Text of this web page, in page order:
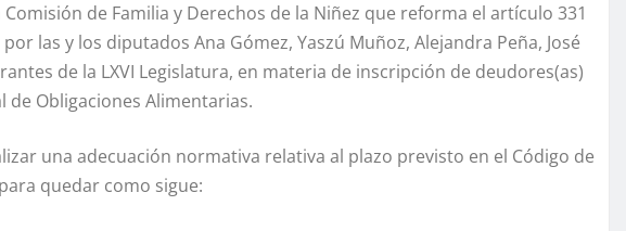
de Familia y Derechos de la Niñez que reforma el artículo 331
las y los diputados Ana Gómez, Yaszú Muñoz, Alejandra Peña, José
de la LXVI Legislatura, en materia de inscripción de deudores(as)
de Obligaciones Alimentarias.
una adecuación normativa relativa al plazo previsto en el Código de
quedar como sigue: